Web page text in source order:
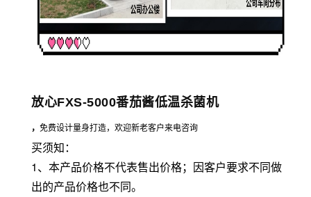
放心FXS-5000番茄酱低温杀菌机
， 免费设计量身打造，欢迎新老客户来电咨询
买须知：
1、本产品价格不代表售出价格；因客户要求不同做
出的产品价格也不同。